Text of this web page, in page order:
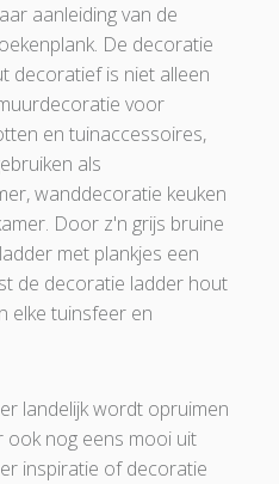
aanleiding van de
De decoratie
decoratief is niet alleen
voor
en tuinaccessoires,
als
wanddecoratie keuken
Door z'n grijs bruine
met plankjes een
de decoratie ladder hout
elke tuinsfeer en
landelijk wordt opruimen
ook nog eens mooi uit
inspiratie of decoratie